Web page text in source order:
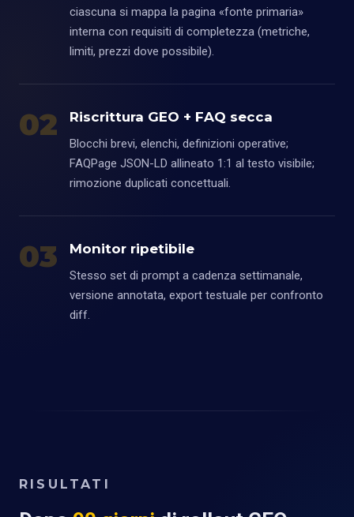
ciascuna si mappa la pagina «fonte primaria»
interna con requisiti di completezza (metriche,
limiti, prezzi dove possibile).
02 Riscrittura GEO + FAQ secca
Blocchi brevi, elenchi, definizioni operative;
FAQPage JSON-LD allineato 1:1 al testo visibile;
rimozione duplicati concettuali.
03 Monitor ripetibile
Stesso set di prompt a cadenza settimanale,
versione annotata, export testuale per confronto
diff.
RISULTATI